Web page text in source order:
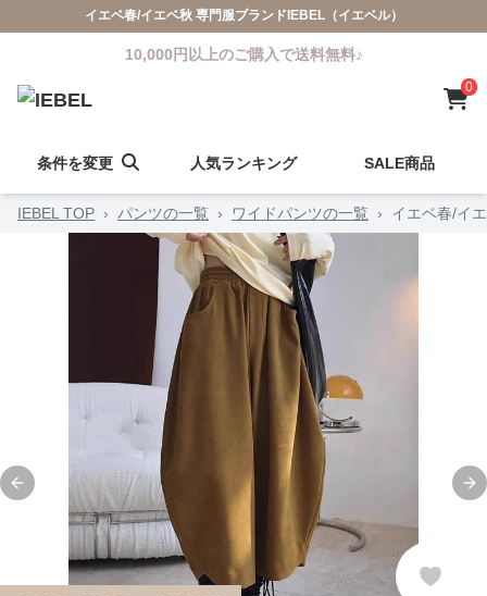
イエベ春/イエベ秋 専門服ブランドIEBEL（イエベル）
10,000円以上のご購入で送料無料♪
0
条件を変更 人気ランキング SALE商品
IEBEL TOP › パンツの一覧 › ワイドパンツの一覧 › イエベ春/イ
Previous slide